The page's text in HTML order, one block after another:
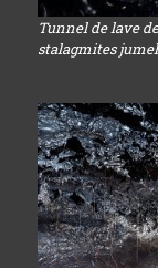
Tunnel de lave
stalagmites